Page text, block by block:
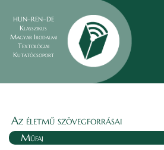
HUN–REN–DE
Klasszikus
Magyar Irodalmi
Textológiai
Kutatócsoport
Az életmű szövegforrásai
Műfaj